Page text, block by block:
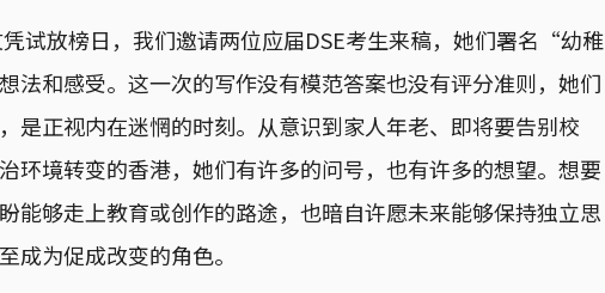
试放榜日，我们邀请两位应届DSE考生来稿，她们署名“幼稚
和感受。这一次的写作没有模范答案也没有评分准则，她们
是正视内在迷惘的时刻。从意识到家人年老、即将要告别校
环境转变的香港，她们有许多的问号，也有许多的想望。想要
能够走上教育或创作的路途，也暗自许愿未来能够保持独立思
为促成改变的角色。